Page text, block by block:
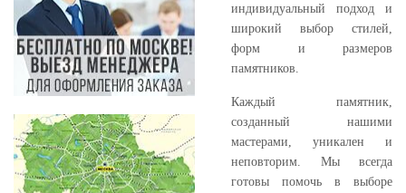
индивидуальный подход и
широкий выбор стилей,
форм и размеров
памятников.
Каждый памятник,
созданный нашими
мастерами, уникален и
неповторим. Мы всегда
готовы помочь в выборе